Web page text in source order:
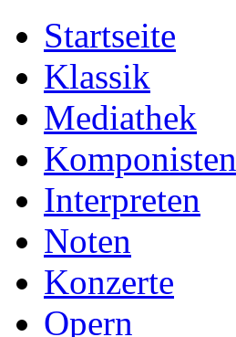
Startseite
Klassik
Mediathek
Komponisten
Interpreten
Noten
Konzerte
Opern